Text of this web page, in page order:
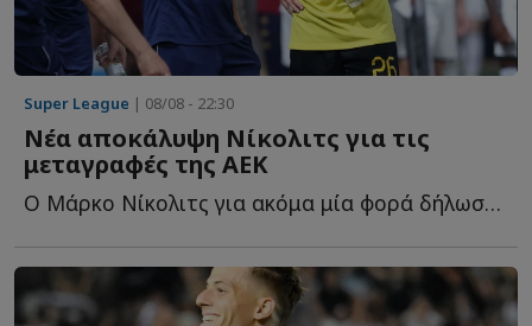
Super League | 08/08 - 22:30
Νέα αποκάλυψη Νίκολιτς για τις
μεταγραφές της ΑΕΚ
Ο Μάρκο Νίκολιτς για ακόμα μία φορά δήλωσε... θετικός γ...